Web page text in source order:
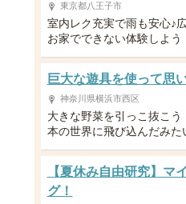
東京都八王子市
室内レク充実で雨も安心♪
お家でできない体験しよう
巨大な遊具を使って思
神奈川県横浜市西区
大きな野菜を引っこ抜こう
本の世界に飛び込んだみた
【夏休み自由研究】マ
グ！